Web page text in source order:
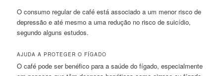
O consumo regular de café está associado a um menor risco de
depressão e até mesmo a uma redução no risco de suicídio,
segundo alguns estudos.
AJUDA A PROTEGER O FÍGADO
O café pode ser benéfico para a saúde do fígado, especialmente